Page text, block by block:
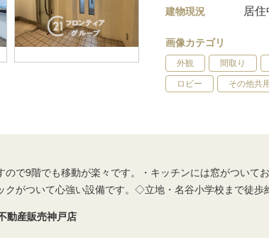
建物現況 居住
画像カテゴリ
外観 間取り
ロビー その他共
で9階でも移動が楽々です。・キッチンには窓がついて
がついて心強い設備です。◇立地・名谷小学校まで徒歩
動産販売神戸店